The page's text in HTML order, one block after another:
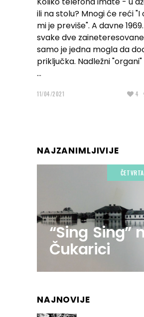
ili na stolu? Mnogi će reći "I
mi je previše". A davne
svake dve
samo je jedna mogla da
priključka. Nadležni
11/04/2021 4
NAJZANIMLJIVIJE
“Sing Sing”
Čukarici
NAJNOVIJE